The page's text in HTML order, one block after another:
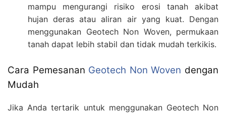
mampu mengurangi risiko erosi tanah akibat
hujan deras atau aliran air yang kuat. Dengan
menggunakan Geotech Non Woven, permukaan
tanah dapat lebih stabil dan tidak mudah terkikis.
Cara Pemesanan Geotech Non Woven dengan
Mudah
Jika Anda tertarik untuk menggunakan Geotech Non